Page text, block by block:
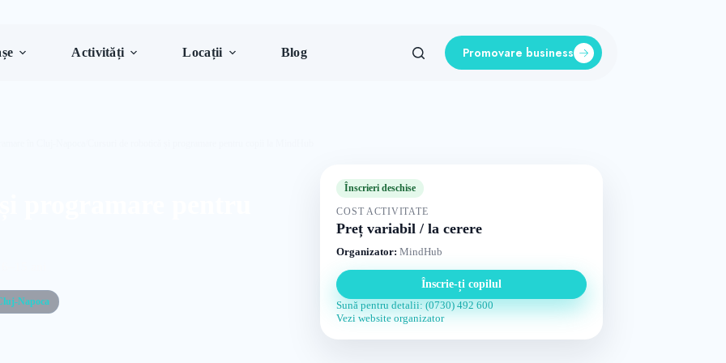
Activități Locații Blog Promovare business
Napoca
Înscrieri deschise
COST ACTIVITATE
Preț variabil / la cerere
Organizator: MindHub
Înscrie-ți copilul
Sună pentru detalii: (0730) 492 600
Vezi website organizator